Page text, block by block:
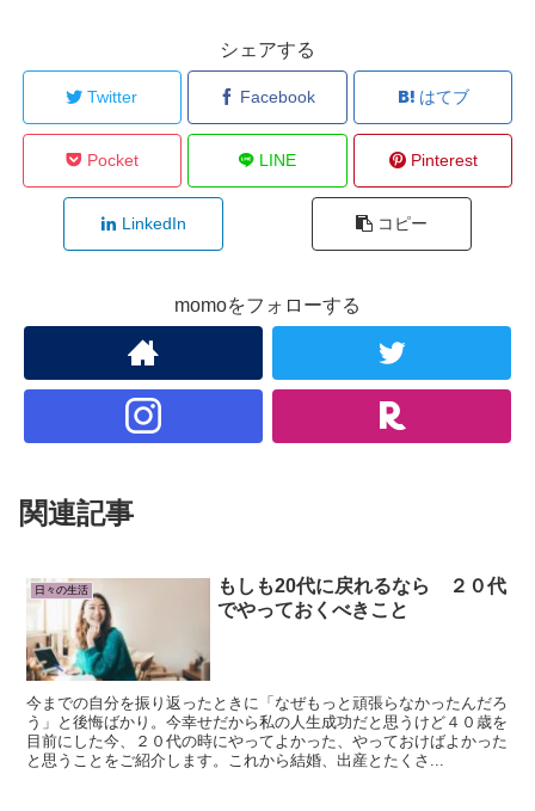
シェアする
Twitter Facebook はてブ
Pocket LINE Pinterest
LinkedIn コピー
momoをフォローする
関連記事
日々の生活
もしも20代に戻れるなら ２０代
でやっておくべきこと
今までの自分を振り返ったときに「なぜもっと頑張らなかったんだろ
う」と後悔ばかり。今幸せだから私の人生成功だと思うけど４０歳を
目前にした今、２０代の時にやってよかった、やっておけばよかった
と思うことをご紹介します。これから結婚、出産とたくさ...